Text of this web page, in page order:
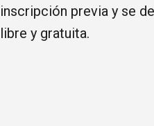
inscripción previa y se
libre y gratuita.